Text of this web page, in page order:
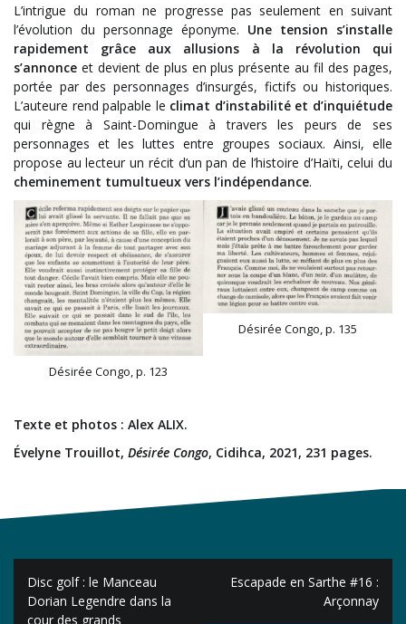
L’intrigue du roman ne progresse pas seulement en suivant
l’évolution du personnage éponyme. Une tension s’installe
rapidement grâce aux allusions à la révolution qui
s’annonce et devient de plus en plus présente au fil des pages,
portée par des personnages d’insurgés, fictifs ou historiques.
L’auteure rend palpable le climat d’instabilité et d’inquiétude
qui règne à Saint-Domingue à travers les peurs de ses
personnages et les luttes entre groupes sociaux. Ainsi, elle
propose au lecteur un récit d’un pan de l’histoire d’Haïti, celui du
cheminement tumultueux vers l’indépendance.
Désirée Congo, p. 123
Désirée Congo, p. 135
Texte et photos : Alex ALIX.
Évelyne Trouillot, Désirée Congo, Cidihca, 2021, 231 pages.
Navigation
de
Disc golf : le Manceau
Dorian Legendre dans la
cour des grands
Escapade en Sarthe #16 :
Arçonnay